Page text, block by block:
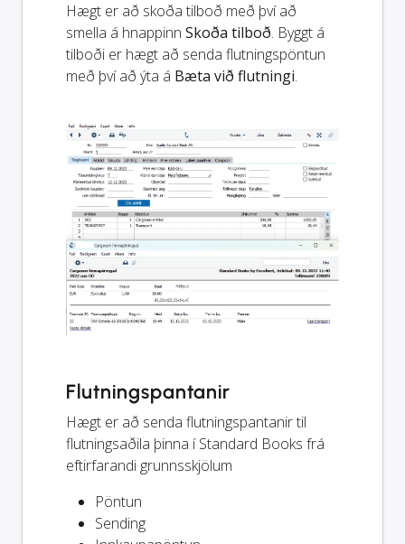
Hægt er að skoða tilboð með því að
smella á hnappinn Skoða tilboð. Byggt á
tilboði er hægt að senda flutningspöntun
með því að ýta á Bæta við flutningi.
Flutningspantanir
Hægt er að senda flutningspantanir til
flutningsaðila þinna í Standard Books frá
eftirfarandi grunnsskjölum
Pöntun
Sending